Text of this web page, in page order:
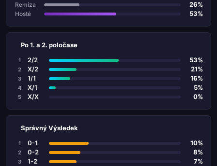
Remíza 26%
Hosté 53%
Po 1. a 2. poločase
1 2/2 53%
2 X/2 21%
3 1/1 16%
4 X/1 5%
5 X/X 0%
Správný Výsledek
1 0-1 10%
2 0-2 8%
3 1-2 7%